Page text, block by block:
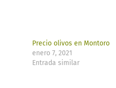
Precio olivos en Montoro
enero 7, 2021
Entrada similar